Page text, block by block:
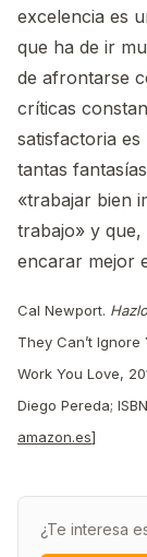
excelencia es
que ha de ir
de afrontarse
críticas
satisfactoria es
tantas
«trabajar bien
trabajo» y
encarar mejor
Cal Newport.
They Can’t
Work You Love,
Diego Pereda;
amazon.es]
¿Te interesa